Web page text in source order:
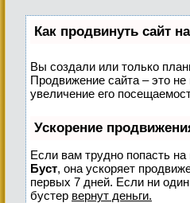
Как продвинуть сайт
Вы создали или только
Продвижение сайта – это
увеличение его
Ускорение
Если вам трудно попасть
Буст, она ускоряет
первых 7 дней. Если ни
бустер вернут деньги.